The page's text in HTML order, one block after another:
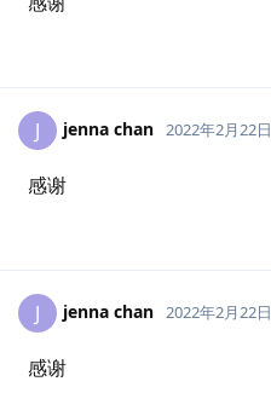
J jenna chan 2022年2月22日
感谢
J jenna chan 2022年2月22日
感谢